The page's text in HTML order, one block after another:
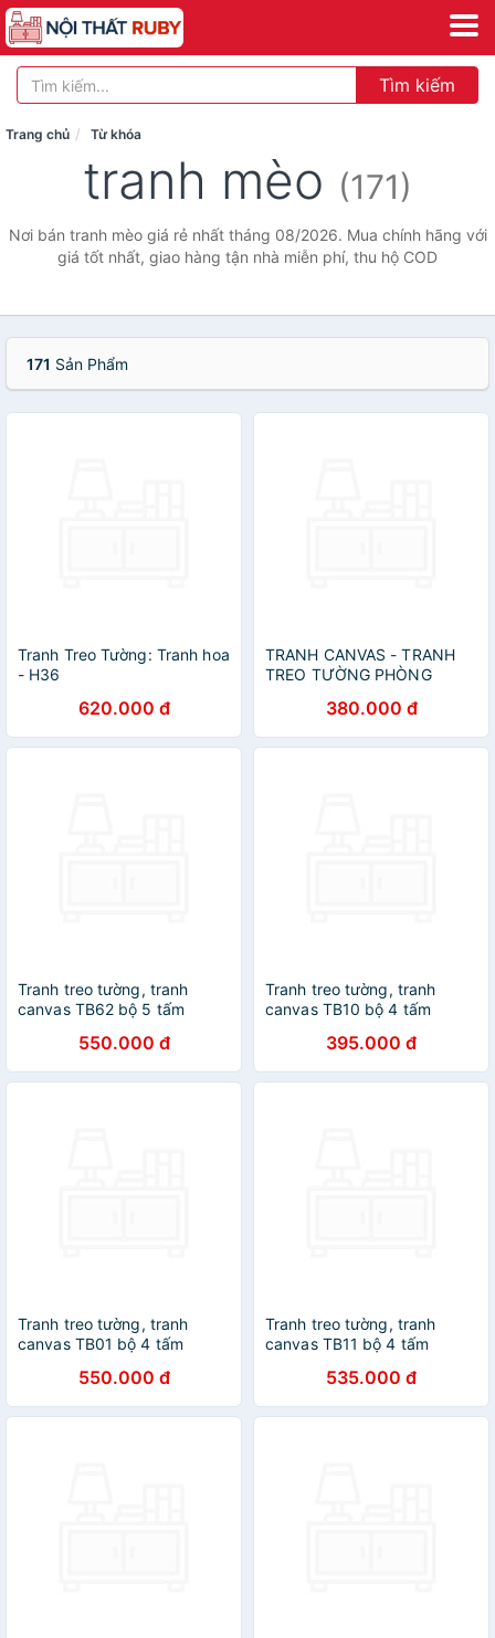
Tìm kiếm
Trang chủ Từ khóa
tranh mèo (171)
Nơi bán tranh mèo giá rẻ nhất tháng 08/2026. Mua chính hãng với
giá tốt nhất, giao hàng tận nhà miễn phí, thu hộ COD
171 Sản Phẩm
Tranh Treo Tường: Tranh hoa
- H36
620.000 đ
TRANH CANVAS - TRANH
TREO TƯỜNG PHÒNG
PHÒNG NGỦ - TRANH TREO
TƯỜNG BẮC ÂU(TẶNG KÈM
ĐINH 3 CHÂN)
380.000 đ
Tranh treo tường, tranh
canvas TB62 bộ 5 tấm
550.000 đ
Tranh treo tường, tranh
canvas TB10 bộ 4 tấm
395.000 đ
Tranh treo tường, tranh
canvas TB01 bộ 4 tấm
550.000 đ
Tranh treo tường, tranh
canvas TB11 bộ 4 tấm
535.000 đ